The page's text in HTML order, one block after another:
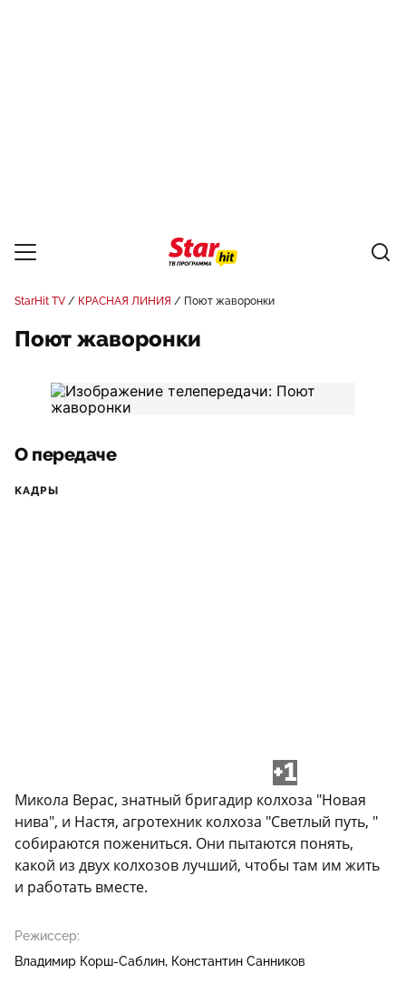
StarHit TV КРАСНАЯ ЛИНИЯ Поют жаворонки
Поют жаворонки
О передаче
КАДРЫ
+1
Микола Верас, знатный бригадир колхоза "Новая
нива", и Настя, агротехник колхоза "Светлый путь, "
собираются пожениться. Они пытаются понять,
какой из двух колхозов лучший, чтобы там им жить
и работать вместе.
Режиссер:
Владимир Корш-Саблин Константин Санников